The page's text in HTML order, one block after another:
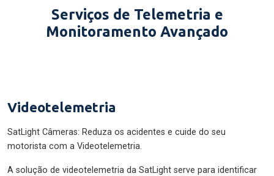
Serviços de Telemetria e
Monitoramento Avançado
Videotelemetria
SatLight Câmeras: Reduza os acidentes e cuide do seu
motorista com a Videotelemetria.
A solução de videotelemetria da SatLight serve para identificar